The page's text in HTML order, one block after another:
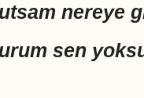
nereye
sen